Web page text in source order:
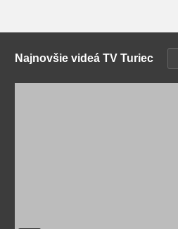
Najnovšie videá TV Turiec